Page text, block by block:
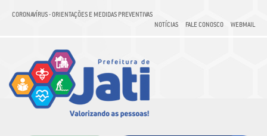
CORONAVÍRUS - ORIENTAÇÕES E MEDIDAS PREVENTIVAS
NOTÍCIAS
FALE CONOSCO WEBMAIL